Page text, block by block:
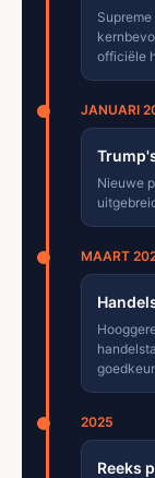
officiële
JANUARI
Nieuwe
MAART
2025
Reeks